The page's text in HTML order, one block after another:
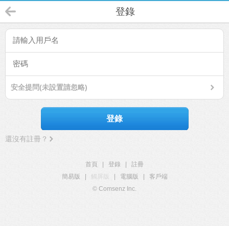
登錄
安全提問(未設置請忽略)
登錄
還沒有註冊？
首頁 登錄
註冊
簡易版
觸屏版 電腦版
客戶端
© Comsenz Inc.